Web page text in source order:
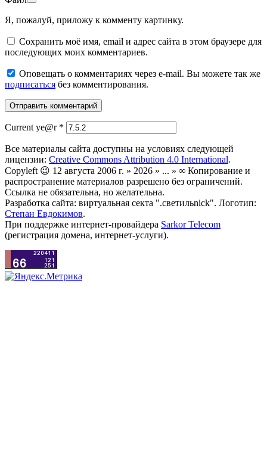
Я, пожалуй, приложу к комменту картинку.
Сохранить моё имя, email и адрес сайта в этом браузере для
последующих моих комментариев.
Оповещать о комментариях через e-mail. Вы можете так же
подписаться без комментирования.
Current ye@r *
Все материалы сайта доступны на условиях следующей
лицензии: Creative Commons Attribution 4.0 International.
Copyleft 😉 12 августа 2006 г. » 2026 » ... » ∞ Копирование и
распространение материалов разрешено без ограничений.
Ссылка не обязательна, но желательна.
Разработка сайта: виртуальная секта ".светильnick". Логотип:
Степан Евдокимов.
При поддержке интернет-провайдера Sarkor Telecom
(регистрация домена, интернет-услуги).